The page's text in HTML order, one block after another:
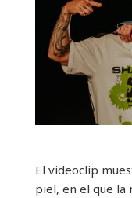
El videoclip
piel, en el que la